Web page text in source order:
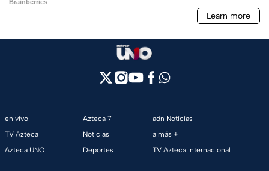
en vivo
TV Azteca
Azteca UNO
Azteca 7
Noticias
Deportes
adn Noticias
a más +
TV Azteca Internacional